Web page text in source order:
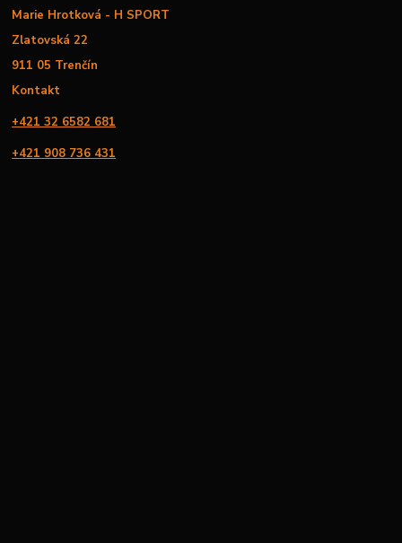
Marie Hrotková - H SPORT
Zlatovská 22
911 05 Trenčín
Kontakt
+421 32 6582 681
+421 908 736 431